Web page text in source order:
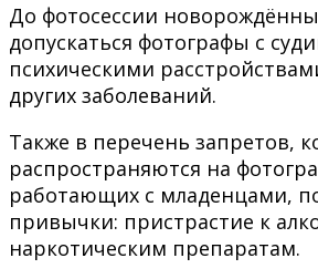
До фотосессии
допускаться фотографы с
психическими
других заболеваний.
Также в перечень запретов,
распространяются на
работающих с младенцами,
привычки: пристрастие к
наркотическим препаратам.